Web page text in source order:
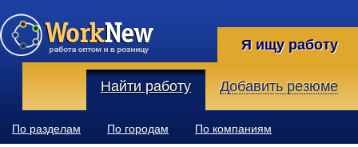
Я ищу работу
Найти работу Добавить резюме
По разделам По городам По компаниям